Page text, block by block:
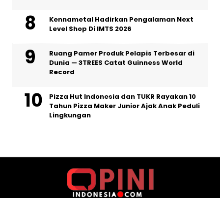
Kennametal Hadirkan Pengalaman Next
Level Shop Di IMTS 2026
Ruang Pamer Produk Pelapis Terbesar di
Dunia — 3TREES Catat Guinness World
Record
Pizza Hut Indonesia dan TUKR Rayakan 10
Tahun Pizza Maker Junior Ajak Anak Peduli
Lingkungan